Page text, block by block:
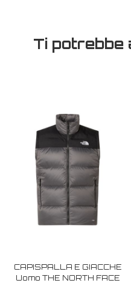
Ti potrebbe
CAPISPALLA E GIACCHE
Uomo THE NORTH FACE